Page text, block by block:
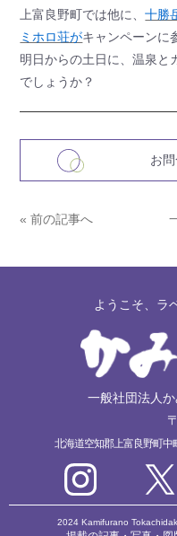
上富良野町では他に、十勝
ミホロ荘がキャンペーンに
明日からの土日に、温泉と
でしょうか？
お
« 前の記事へ
ようこそ、ラ
一般社団法人
北海道空知郡上富良野町中
2024 Kamifurano